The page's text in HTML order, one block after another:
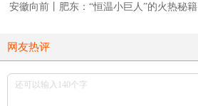
安徽向前丨肥东：“恒温小巨人”的火热秘籍
网友热评